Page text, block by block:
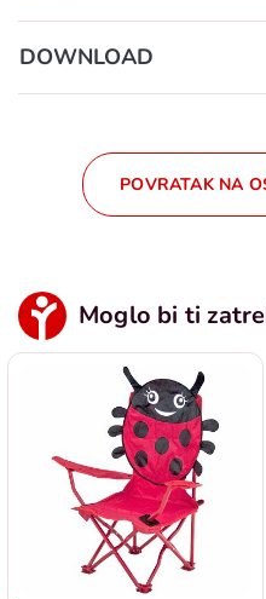
DOWNLOAD
POVRATAK NA
Moglo bi ti